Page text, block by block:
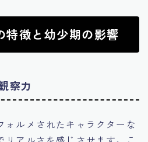
特徴と幼少期の影響
察力
ォルメされたキャラクターな